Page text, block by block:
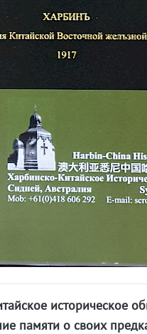
историческое
памяти о своих